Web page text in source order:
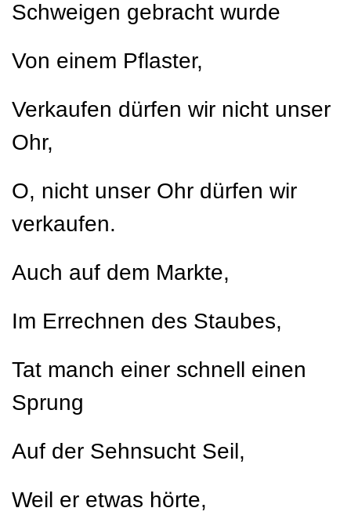
Schweigen gebracht wurde
Von einem Pflaster,
Verkaufen dürfen wir nicht unser
Ohr,
O, nicht unser Ohr dürfen wir
verkaufen.
Auch auf dem Markte,
Im Errechnen des Staubes,
Tat manch einer schnell einen
Sprung
Auf der Sehnsucht Seil,
Weil er etwas hörte,